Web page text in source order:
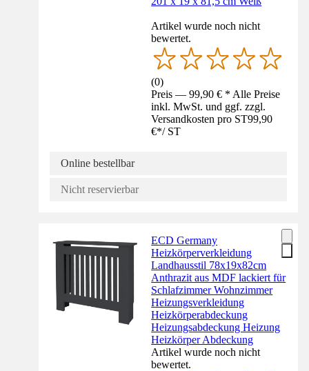
Artikel wurde noch nicht
bewertet.
(0)
Preis — 99,90 € * Alle Preise
inkl. MwSt. und ggf. zzgl.
Versandkosten pro ST99,90
€*/ ST
Online bestellbar
Nicht reservierbar
ECD Germany
Heizkörperverkleidung
Landhausstil 78x19x82cm
Anthrazit aus MDF lackiert für
Schlafzimmer Wohnzimmer
Heizungsverkleidung
Heizkörperabdeckung
Heizungsabdeckung Heizung
Heizkörper Abdeckung
Artikel wurde noch nicht
bewertet.